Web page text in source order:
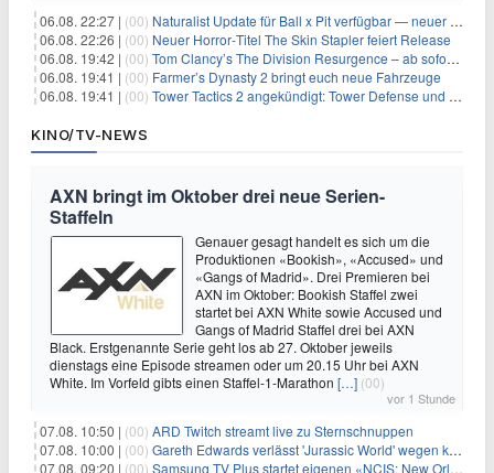
06.08. 22:27 | (00) Naturalist Update für Ball x Pit verfügbar — neuer Content auf allen Plattformen
06.08. 22:26 | (00) Neuer Horror‑Titel The Skin Stapler feiert Release
06.08. 19:42 | (00) Tom Clancy’s The Division Resurgence – ab sofort für euch verfügbar
06.08. 19:41 | (00) Farmer’s Dynasty 2 bringt euch neue Fahrzeuge
06.08. 19:41 | (00) Tower Tactics 2 angekündigt: Tower Defense und Deckbuilding Kombo kehrt zurück
KINO/TV-NEWS
AXN bringt im Oktober drei neue Serien-
Staffeln
Genauer gesagt handelt es sich um die
Produktionen «Bookish», «Accused» und
«Gangs of Madrid». Drei Premieren bei
AXN im Oktober: Bookish Staffel zwei
startet bei AXN White sowie Accused und
Gangs of Madrid Staffel drei bei AXN
Black. Erstgenannte Serie geht los ab 27. Oktober jeweils
dienstags eine Episode streamen oder um 20.15 Uhr bei AXN
White. Im Vorfeld gibts einen Staffel-1-Marathon […] (00)
vor 1 Stunde
07.08. 10:50 | (00) ARD Twitch streamt live zu Sternschnuppen
07.08. 10:00 | (00) Gareth Edwards verlässt 'Jurassic World' wegen kreativer Differenzen
07.08. 09:20 | (00) Samsung TV Plus startet eigenen «NCIS: New Orleans»-Sender